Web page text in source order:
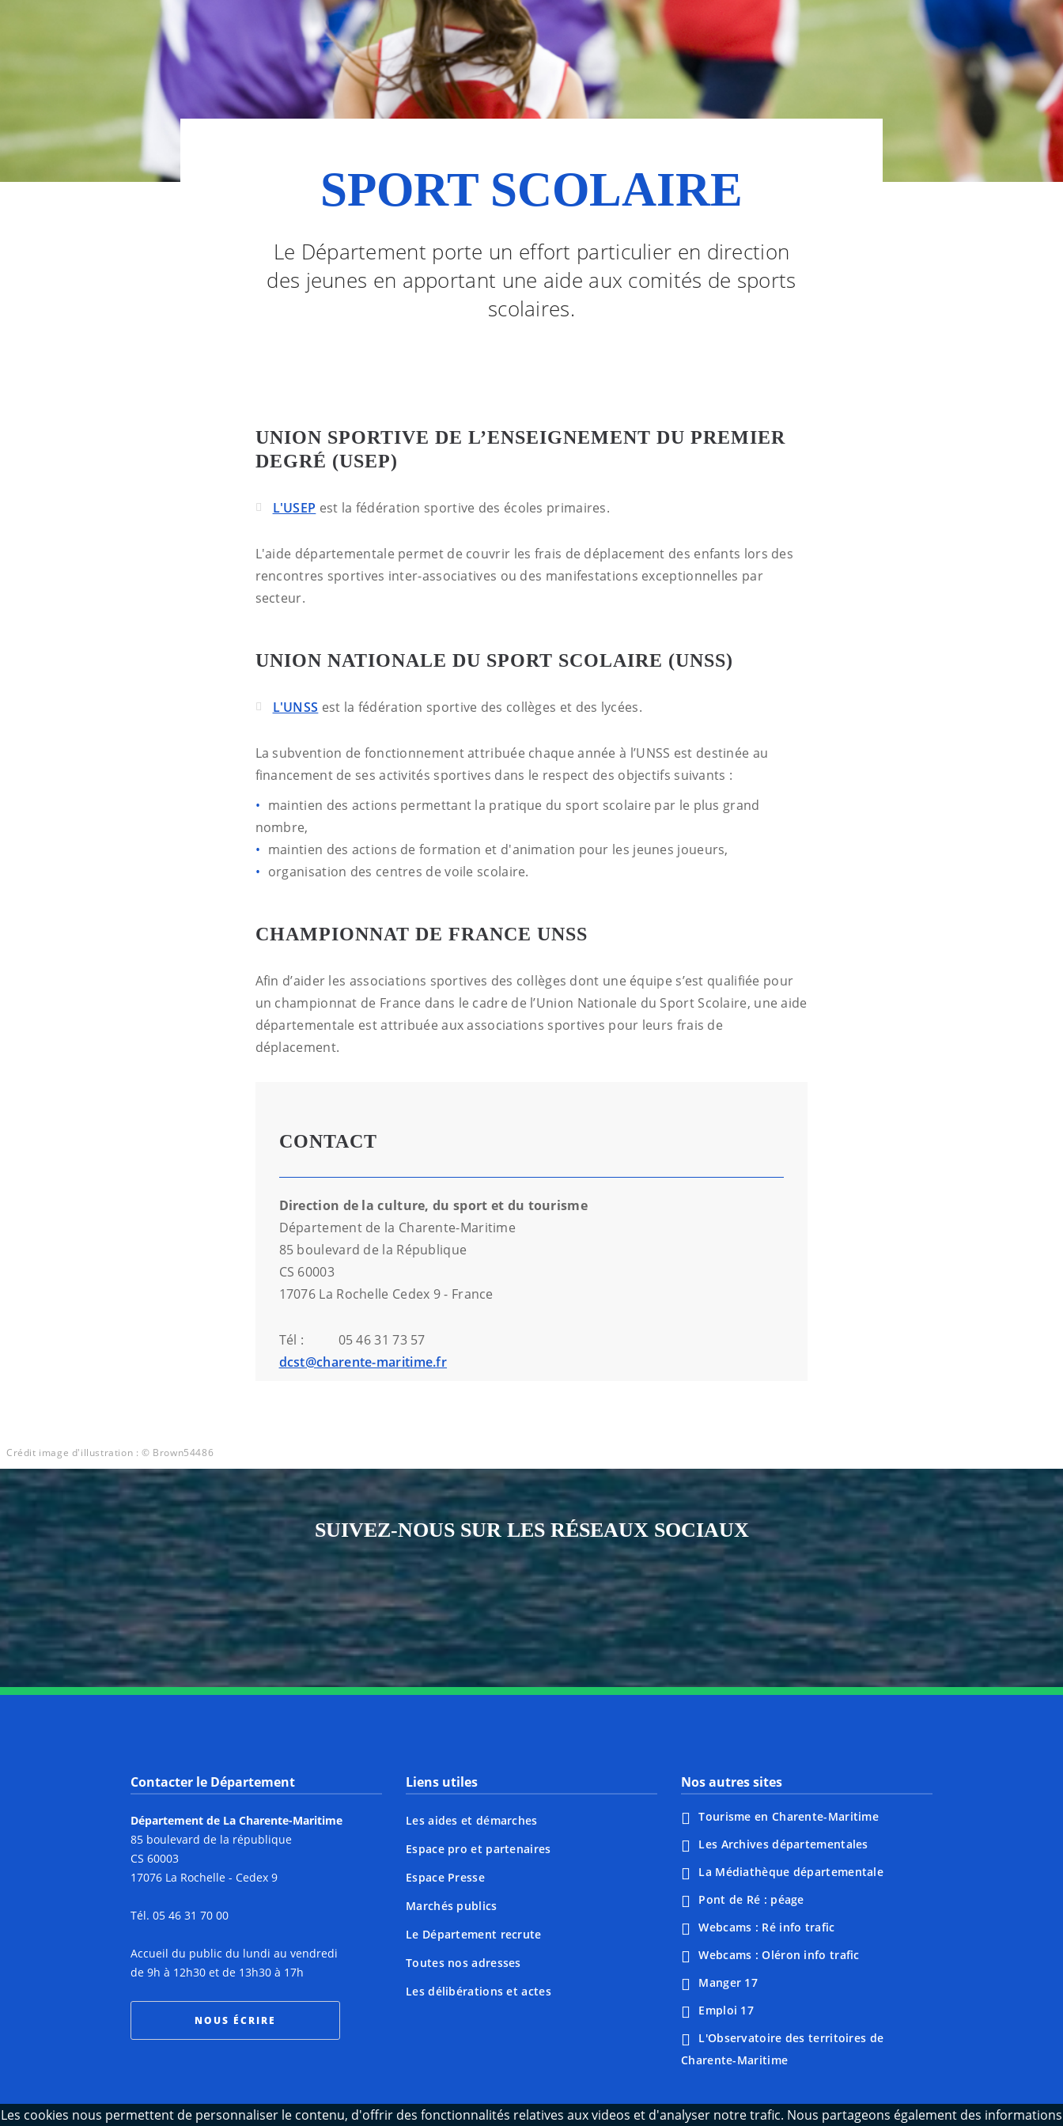
SPORT SCOLAIRE
Le Département porte un effort particulier en direction
des jeunes en apportant une aide aux comités de sports
scolaires.
UNION SPORTIVE DE L’ENSEIGNEMENT DU PREMIER
DEGRÉ (USEP)
L'USEP est la fédération sportive des écoles primaires.
L'aide départementale permet de couvrir les frais de déplacement des enfants lors des
rencontres sportives inter-associatives ou des manifestations exceptionnelles par
secteur.
UNION NATIONALE DU SPORT SCOLAIRE (UNSS)
L'UNSS est la fédération sportive des collèges et des lycées.
La subvention de fonctionnement attribuée chaque année à l’UNSS est destinée au
financement de ses activités sportives dans le respect des objectifs suivants :
maintien des actions permettant la pratique du sport scolaire par le plus grand
nombre,
maintien des actions de formation et d'animation pour les jeunes joueurs,
organisation des centres de voile scolaire.
CHAMPIONNAT DE FRANCE UNSS
Afin d’aider les associations sportives des collèges dont une équipe s’est qualifiée pour
un championnat de France dans le cadre de l’Union Nationale du Sport Scolaire, une aide
départementale est attribuée aux associations sportives pour leurs frais de
déplacement.
CONTACT
Direction de la culture, du sport et du tourisme
Département de la Charente-Maritime
85 boulevard de la République
CS 60003
17076 La Rochelle Cedex 9 - France
Tél :
05 46 31 73 57
dcst@charente-maritime.fr
Crédit image d'illustration : © Brown54486
SUIVEZ-NOUS SUR LES RÉSEAUX SOCIAUX
Notre page Instagram
Notre page Facebook
Notre page XNotre page Tiktok
Notre page Linkedin
Notre page Youtube
Contacter le Département
Département de La Charente-Maritime
85 boulevard de la république
CS 60003
17076 La Rochelle - Cedex 9
Tél. 05 46 31 70 00
Accueil du public du lundi au vendredi
de 9h à 12h30 et de 13h30 à 17h
NOUS ÉCRIRE
Liens utiles
Les aides et démarches
Espace pro et partenaires
Espace Presse
Marchés publics
Le Département recrute
Toutes nos adresses
Les délibérations et actes
Nos autres sites
Tourisme en Charente-Maritime
Les Archives départementales
La Médiathèque départementale
Pont de Ré : péage
Webcams : Ré info trafic
Webcams : Oléron info trafic
Manger 17
Emploi 17
L'Observatoire des territoires de
Charente-Maritime
Les cookies nous permettent de personnaliser le contenu, d'offrir des fonctionnalités relatives aux videos et d'analyser notre trafic. Nous partageons également des informations